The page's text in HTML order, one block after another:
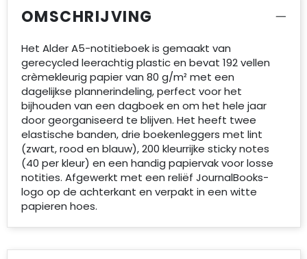
OMSCHRIJVING
Het Alder A5-notitieboek is gemaakt van
gerecycled leerachtig plastic en bevat 192 vellen
crèmekleurig papier van 80 g/m² met een
dagelijkse plannerindeling, perfect voor het
bijhouden van een dagboek en om het hele jaar
door georganiseerd te blijven. Het heeft twee
elastische banden, drie boekenleggers met lint
(zwart, rood en blauw), 200 kleurrijke sticky notes
(40 per kleur) en een handig papiervak voor losse
notities. Afgewerkt met een reliëf JournalBooks-
logo op de achterkant en verpakt in een witte
papieren hoes.